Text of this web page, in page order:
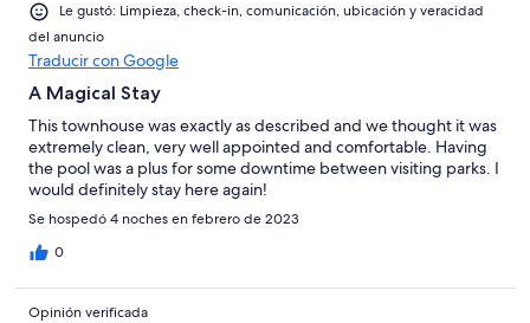
Le gustó: Limpieza, check-in, comunicación, ubicación y veracidad
del anuncio
Traducir con Google
A Magical Stay
This townhouse was exactly as described and we thought it was
extremely clean, very well appointed and comfortable. Having
the pool was a plus for some downtime between visiting parks. I
would definitely stay here again!
Se hospedó 4 noches en febrero de 2023
0
Opinión verificada